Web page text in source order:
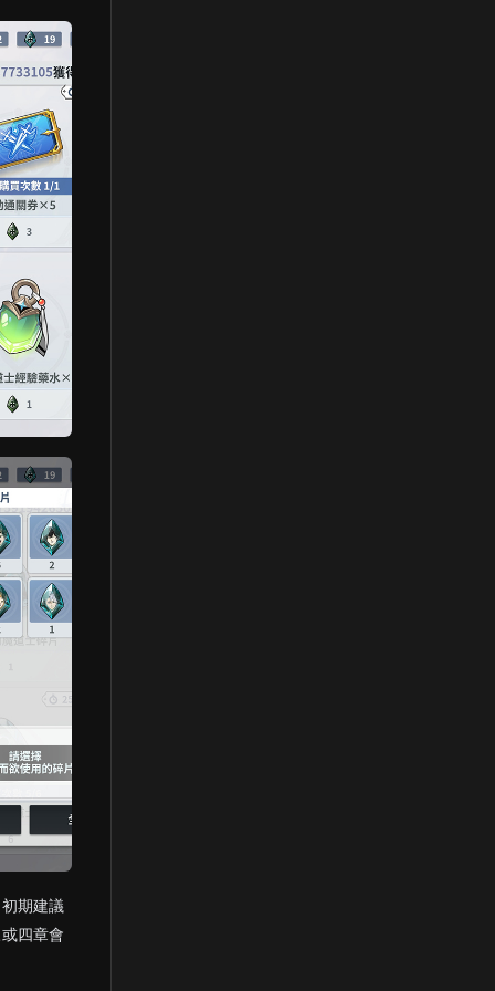
期建議
四章會